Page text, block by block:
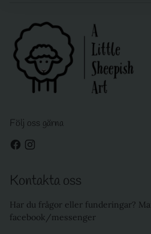
Följ oss gärna
Kontakta oss
Har du frågor eller funderingar?
facebook/messenger